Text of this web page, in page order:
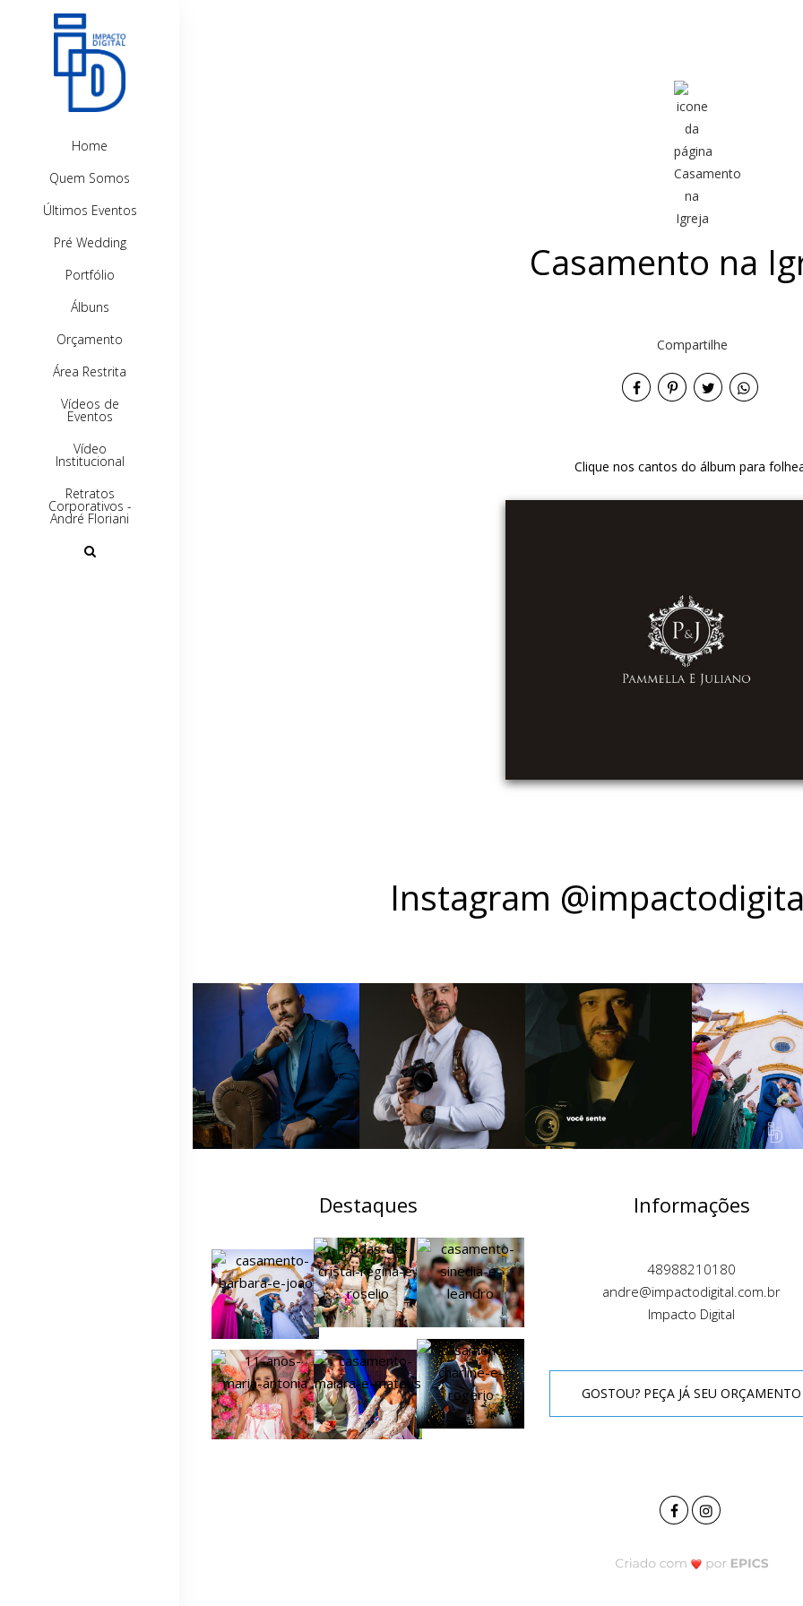
Home
Quem Somos
Últimos Eventos
Pré Wedding
Portfólio
Álbuns
Orçamento
Área Restrita
Vídeos de
Eventos
Vídeo
Institucional
Retratos
Corporativos -
André Floriani
Casamento na
Compartilhe
Clique nos cantos do álbum para
Instagram
Destaques Informações
48988210180
andre@impactodigital.com.br
Impacto Digital
GOSTOU? PEÇA JÁ SEU ORÇAMENTO